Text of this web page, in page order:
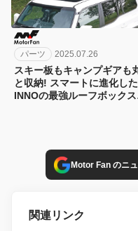
パーツ 2025.07.26
スキー板もキャンプギアも
と収納! スマートに進化した
INNOの最強ルーフボックス
Motor Fan のニ
関連リンク